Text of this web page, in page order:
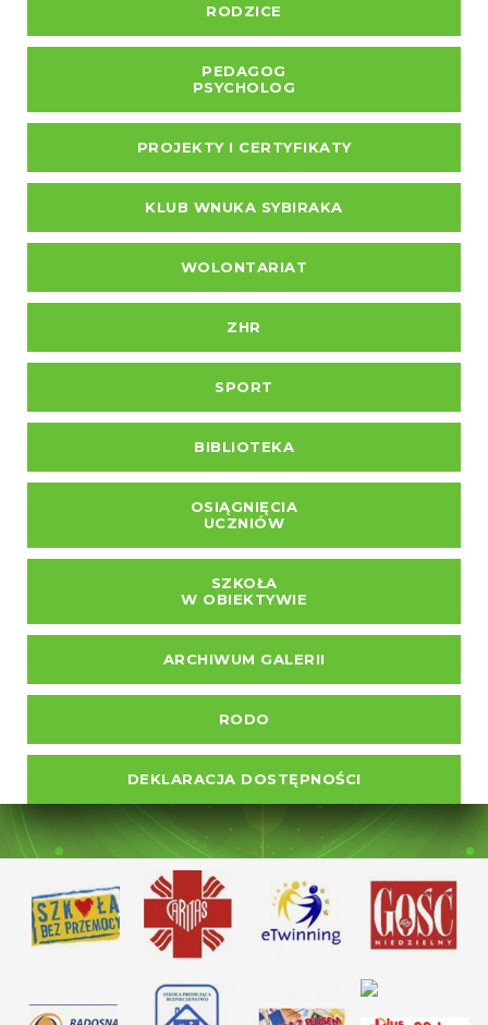
RODZICE
PEDAGOG
PSYCHOLOG
PROJEKTY I CERTYFIKATY
KLUB WNUKA SYBIRAKA
WOLONTARIAT
ZHR
SPORT
BIBLIOTEKA
OSIĄGNIĘCIA
UCZNIÓW
SZKOŁA
W OBIEKTYWIE
ARCHIWUM GALERII
RODO
DEKLARACJA DOSTĘPNOŚCI